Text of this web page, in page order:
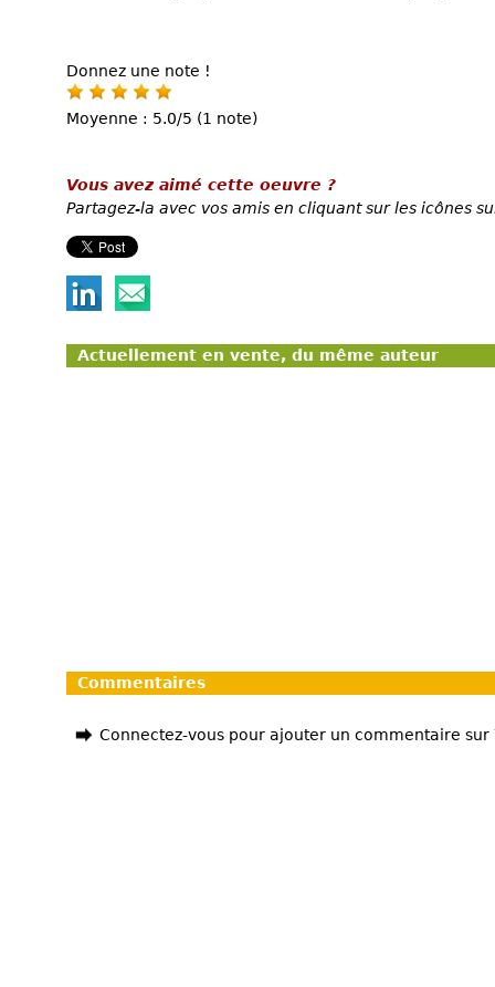
Donnez une note !
Moyenne : 5.0/5 (1 note)
Vous avez aimé cette oeuvre ?
Partagez-la avec vos amis en cliquant sur les icônes
Actuellement en vente, du même auteur
Commentaires
Connectez-vous pour ajouter un commentaire sur